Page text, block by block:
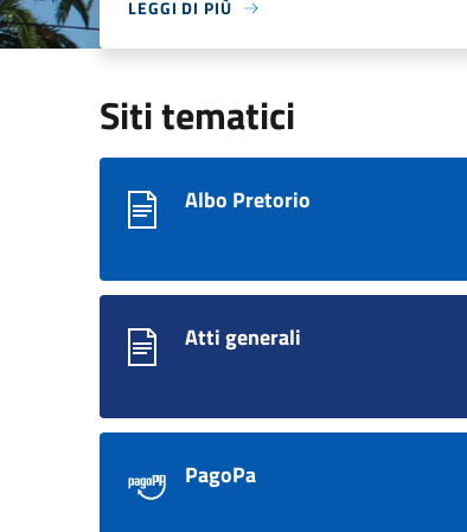
LEGGI DI PIÙ
Siti tematici
Albo Pretorio
Atti generali
PagoPa